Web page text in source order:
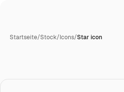
Startseite/Stock/Icons/Star icon